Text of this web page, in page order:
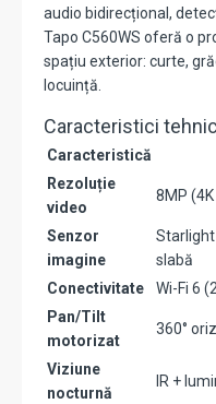
audio bidirecțional,
Tapo C560WS oferă o
spațiu exterior: curte,
locuință.
Caracteristici
Caracteristică
Rezoluție
video
8MP
Senzor
imagine
slabă
Conectivitate
Wi-Fi 6
Pan/Tilt
motorizat
360°
Viziune
nocturnă
IR +